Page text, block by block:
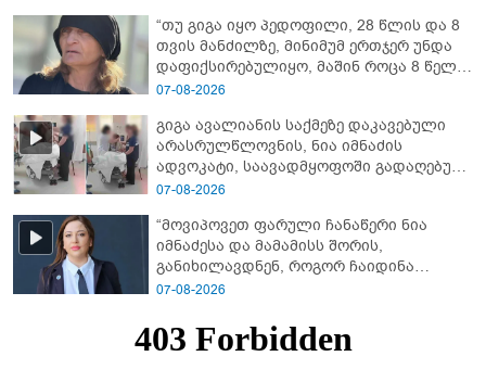
ბარამიძე კი ტყუის"
“თუ გიგა იყო პედოფილი, 28 წლის და 8
თვის მანძილზე, მინიმუმ ერთჯერ უნდა
დაფიქსირებულიყო, მაშინ როცა 8 წელი
ამზადებდა მოსწავლეებს! - იპოვონ ერთი
ავიწროებდა” - ეკა კუპატაძე
07-08-2026
გიგა ავალიანის საქმეზე დაკავებული
არასრულწლოვნის, ნია იმნაძის
ადვოკატი, საავადმყოფოში გადაღებულ
კადრებს ავრცელებს
07-08-2026
“მოვიპოვეთ ფარული ჩანაწერი ნია
იმნაძესა და მამამისს შორის,
განიხილავდნენ, როგორ ჩაიდინა
გაბაშვილმა დანაშაული” - რას ამბობს
07-08-2026